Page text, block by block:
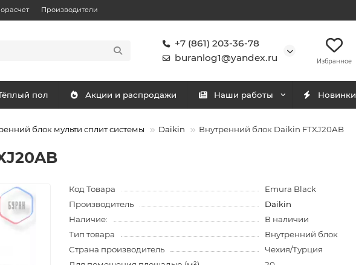
Производители
+7 (861) 203-36-78
buranlog1@yandex.ru
Избранное
пол Акции и распродажи Наши работы Новинки
блок мульти сплит системы Daikin Внутренний блок Daikin FTXJ20AB
Код Товара
Emura Black
Производитель
Daikin
Наличие:
В наличии
Тип товара
Внутренний блок
Страна производитель
Чехия/Турция